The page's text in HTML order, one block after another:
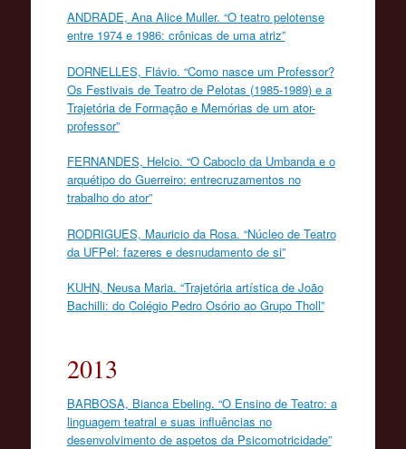
ANDRADE, Ana Alice Muller. “O teatro pelotense
entre 1974 e 1986: crônicas de uma atriz”
DORNELLES, Flávio. “Como nasce um Professor?
Os Festivais de Teatro de Pelotas (1985-1989) e a
Trajetória de Formação e Memórias de um ator-
professor”
FERNANDES, Helcio. “O Caboclo da Umbanda e o
arquétipo do Guerreiro: entrecruzamentos no
trabalho do ator”
RODRIGUES, Mauricio da Rosa. “Núcleo de Teatro
da UFPel: fazeres e desnudamento de si”
KUHN, Neusa Maria. “Trajetória artística de João
Bachilli: do Colégio Pedro Osório ao Grupo Tholl”
2013
BARBOSA, Bianca Ebeling. “O Ensino de Teatro: a
linguagem teatral e suas influências no
desenvolvimento de aspetos da Psicomotricidade”